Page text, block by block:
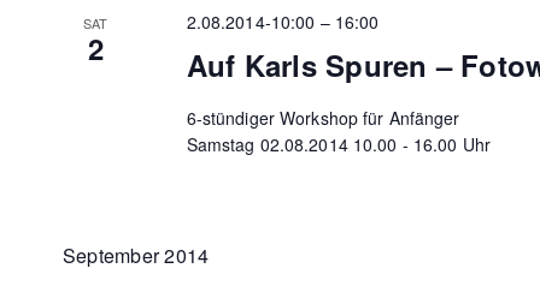
SAT
2 Auf Karls Spuren –
2.08.2014-10:00 – 16:00
6-stündiger Workshop für Anfänger
Samstag 02.08.2014 10.00 - 16.00 Uhr
September 2014